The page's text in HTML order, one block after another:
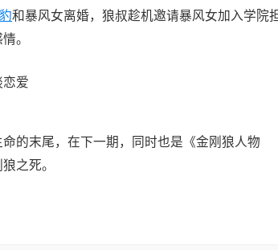
和暴风女离婚，狼叔趁机邀请暴风女加入学院
。
的末尾，在下一期，同时也是《金刚狼人物
之死。